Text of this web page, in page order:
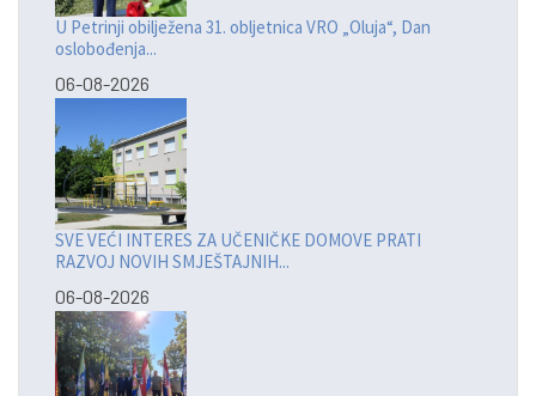
U Petrinji obilježena 31. obljetnica VRO „Oluja“, Dan
oslobođenja...
06-08-2026
SVE VEĆI INTERES ZA UČENIČKE DOMOVE PRATI
RAZVOJ NOVIH SMJEŠTAJNIH...
06-08-2026